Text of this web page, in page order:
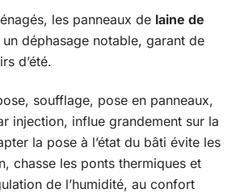
les panneaux de laine de
déphasage notable, garant de
d’été.
soufflage, pose en panneaux,
injection, influe grandement sur la
la pose à l’état du bâti évite les
chasse les ponts thermiques et
de l’humidité, au confort